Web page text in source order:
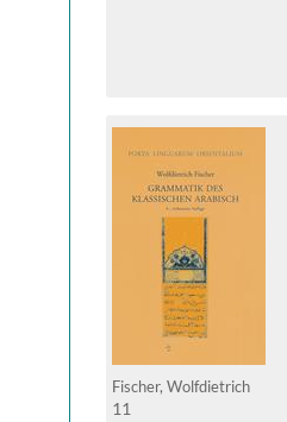
Fischer, Wolfdietrich
11